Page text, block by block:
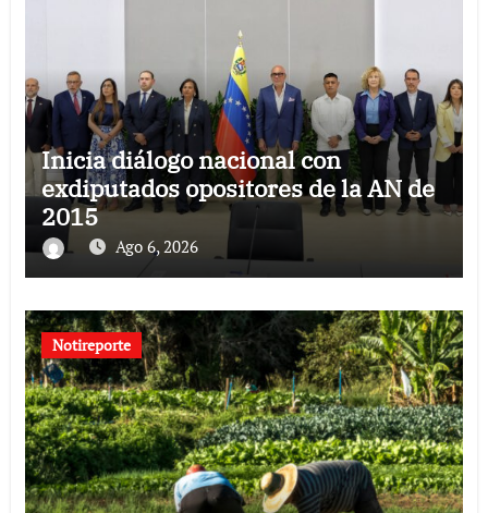
Inicia diálogo nacional con
exdiputados opositores de la AN de
2015
Ago 6, 2026
Notireporte